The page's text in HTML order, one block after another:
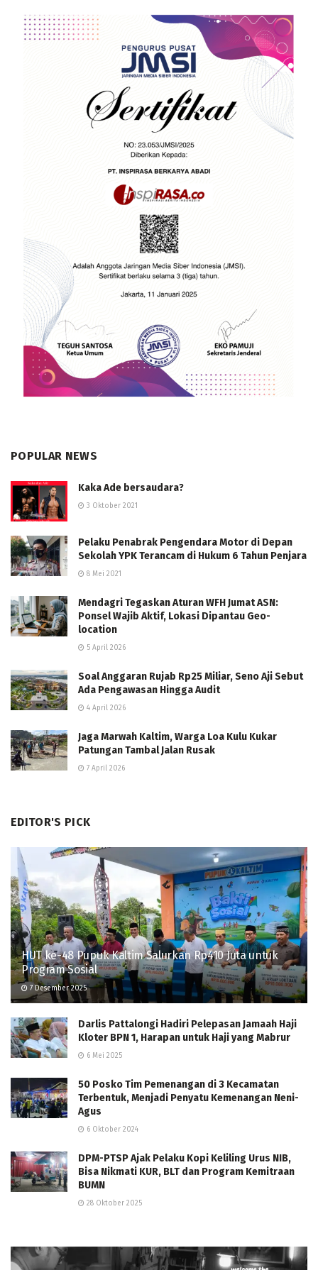
POPULAR NEWS
Kaka Ade bersaudara?
3 Oktober 2021
Pelaku Penabrak Pengendara Motor di Depan
Sekolah YPK Terancam di Hukum 6 Tahun Penjara
8 Mei 2021
Mendagri Tegaskan Aturan WFH Jumat ASN:
Ponsel Wajib Aktif, Lokasi Dipantau Geo-
location
5 April 2026
Soal Anggaran Rujab Rp25 Miliar, Seno Aji Sebut
Ada Pengawasan Hingga Audit
4 April 2026
Jaga Marwah Kaltim, Warga Loa Kulu Kukar
Patungan Tambal Jalan Rusak
7 April 2026
EDITOR'S PICK
HUT ke-48 Pupuk Kaltim Salurkan Rp410 Juta untuk
Program Sosial
7 Desember 2025
Darlis Pattalongi Hadiri Pelepasan Jamaah Haji
Kloter BPN 1, Harapan untuk Haji yang Mabrur
6 Mei 2025
50 Posko Tim Pemenangan di 3 Kecamatan
Terbentuk, Menjadi Penyatu Kemenangan Neni-
Agus
6 Oktober 2024
DPM-PTSP Ajak Pelaku Kopi Keliling Urus NIB,
Bisa Nikmati KUR, BLT dan Program Kemitraan
BUMN
28 Oktober 2025